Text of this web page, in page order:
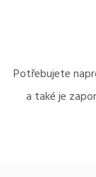
Potřebujete
a také je